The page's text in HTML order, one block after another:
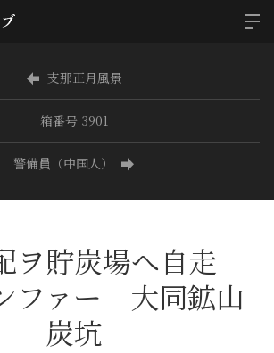
支那正月風景
箱番号 3901
警備員（中国人）
ヲ貯炭場へ自走
ファー 大同鉱山
炭坑